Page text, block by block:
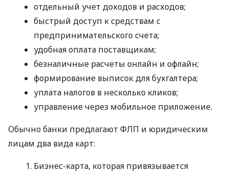
отдельный учет доходов и расходов;
быстрый доступ к средствам с
предпринимательского счета;
удобная оплата поставщикам;
безналичные расчеты онлайн и офлайн;
формирование выписок для бухгалтера;
уплата налогов в несколько кликов;
управление через мобильное приложение.
Обычно банки предлагают ФЛП и юридическим
лицам два вида карт:
Бизнес-карта, которая привязывается